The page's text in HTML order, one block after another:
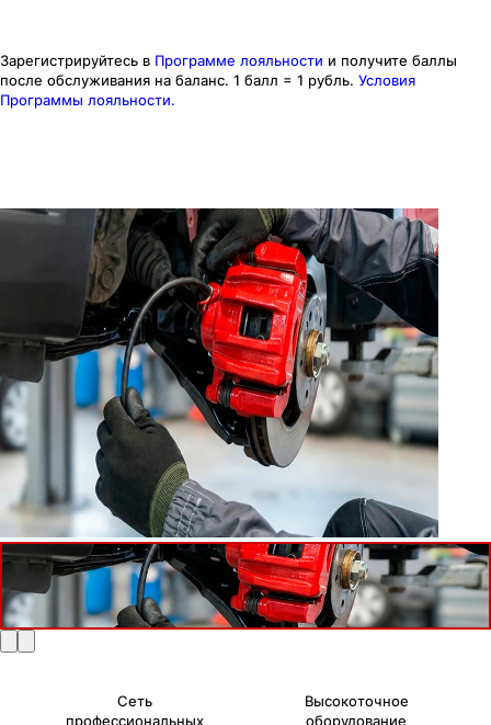
Зарегистрируйтесь в Программе лояльности и получите баллы
после обслуживания на баланс. 1 балл = 1 рубль. Условия
Программы лояльности.
Сеть
профессиональных
Высокоточное
оборудование